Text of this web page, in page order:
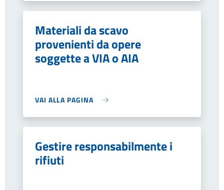
Materiali da scavo
provenienti da opere
soggette a VIA o AIA
VAI ALLA PAGINA
Gestire responsabilmente i
rifiuti